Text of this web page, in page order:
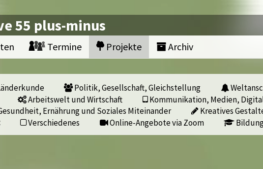
55 plus-minus
Termine Projekte Archiv
Politik, Gesellschaft, Gleichstellung
Arbeitswelt und Wirtschaft Kommunikation, Medien,
Ernährung und Soziales Miteinander Kreatives
Verschiedenes Online-Angebote via Zoom